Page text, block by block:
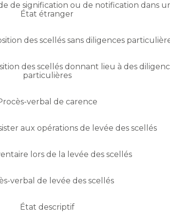
de signification ou de notification dans
État étranger
des scellés sans diligences
des scellés donnant lieu à des
particulières
verbal de carence
aux opérations de levée des scellés
lors de la levée des scellés
verbal de levée des scellés
État descriptif